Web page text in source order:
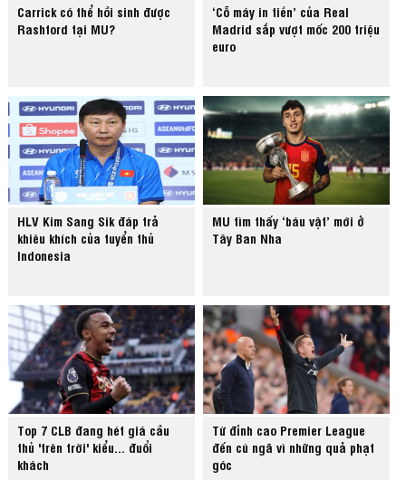
Carrick có thể hồi sinh được
Rashford tại MU?
‘Cỗ máy in tiền’ của Real
Madrid sắp vượt mốc 200 triệu
euro
HLV Kim Sang Sik đáp trả
khiêu khích của tuyển thủ
Indonesia
MU tìm thấy ‘báu vật’ mới ở
Tây Ban Nha
Top 7 CLB đang hét giá cầu
thủ 'trên trời' kiểu... đuổi
khách
Từ đỉnh cao Premier League
đến cú ngã vì những quả phạt
góc